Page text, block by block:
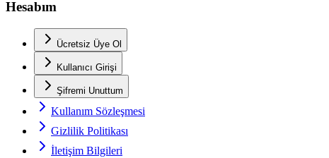
Hesabım
Ücretsiz Üye Ol
Kullanıcı Girişi
Şifremi Unuttum
Kullanım Sözleşmesi
Gizlilik Politikası
İletişim Bilgileri